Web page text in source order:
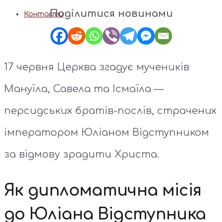
КонтактиПоділитися новинами
17 червня Церква згадує мучеників
Мануїла, Савела та Ісмаїла —
персидських братів-послів, страчених
імператором Юліаном Відступником
за відмову зрадити Христа.
Як дипломатична місія
до Юліана Відступника